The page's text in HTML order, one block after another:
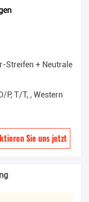
Streifen + Neutrale
P, T/T, , Western
Sie uns jetzt